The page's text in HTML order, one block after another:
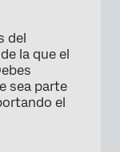
del
la que el
sea parte
el